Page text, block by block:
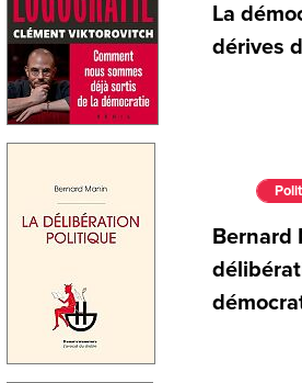
La
dérives
Bernard